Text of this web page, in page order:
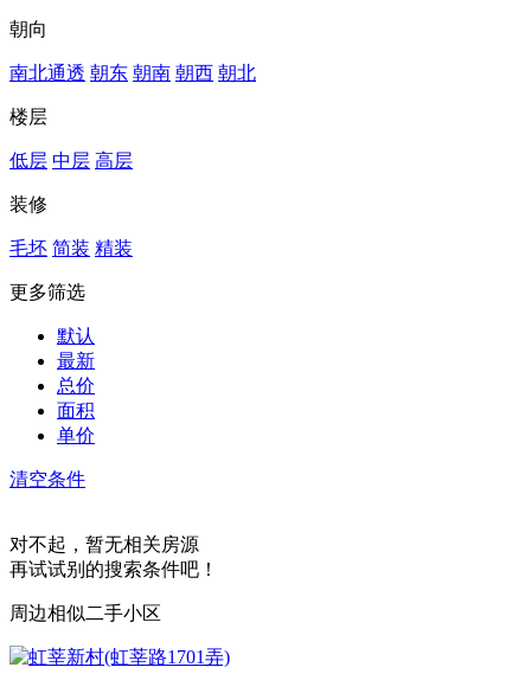
朝向
南北通透 朝东 朝南 朝西 朝北
楼层
低层 中层 高层
装修
毛坯 简装 精装
更多筛选
默认
最新
总价
面积
单价
清空条件
对不起，暂无相关房源
再试试别的搜索条件吧！
周边相似二手小区